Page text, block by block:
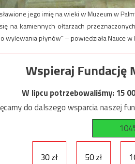
jego imię na wieki w Muzeum w
na kamiennych ołtarzach
wylewania płynów” – powiedziała Nauce w
Wspieraj Fundację
W lipcu potrzebowaliśmy:15
do dalszego wsparcia naszej
30 zł 50 zł